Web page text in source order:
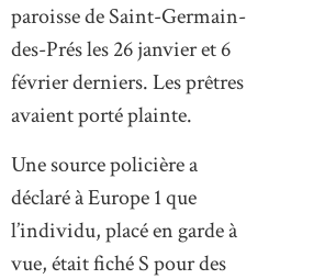
paroisse de Saint-Germain-
des-Prés les 26 janvier et 6
février derniers. Les prêtres
avaient porté plainte.
Une source policière a
déclaré à Europe 1 que
l’individu, placé en garde à
vue, était fiché S pour des